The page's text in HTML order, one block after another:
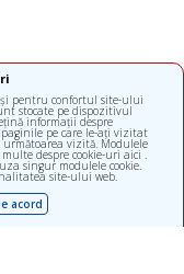
pentru confortul site-ului
stocate pe dispozitivul
informații despre
pe care le-ați vizitat
vizită. Modulele
despre cookie-uri aici .
singur modulele cookie.
site-ului web.
acord